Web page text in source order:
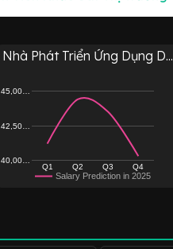
Nhà Phát Triển Ứng Dụng D...
Salary Prediction in 2025
Q1 Q2 Q3 Q4
40,00…
42,50…
45,00…